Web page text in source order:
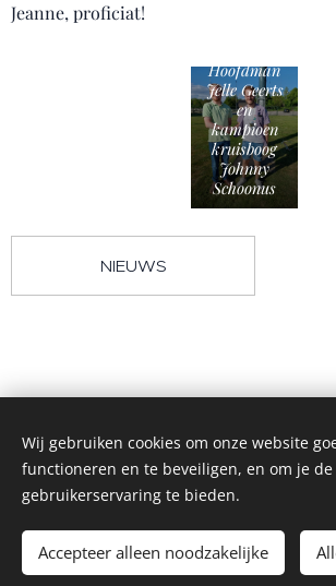
Jeanne, proficiat!
Hoofdman
Jelle Geerts
en
kampioen
kruisboog
Johnny
Schoonus
NIEUWS
©2004 Alle rechten
~ Gilde Sint-Catharina Anno 1595 ~
Wij gebruiken cookies om onze website
functioneren en te beveiligen, en om je
gebruikerservaring te bieden.
Accepteer alleen noodzakelijke